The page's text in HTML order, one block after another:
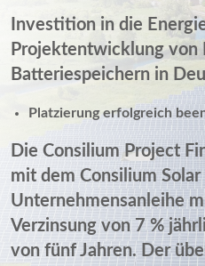
Investition in die
Projektentwicklung von
Batteriespeichern in
Platzierung erfolgreich
Die Consilium Project
mit dem Consilium
Unternehmensanleihe
Verzinsung von 7 %
von fünf Jahren. Der